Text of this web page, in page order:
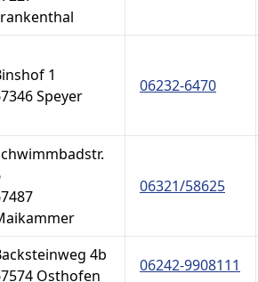
1
Speyer
06232-6470
06321/58625
4b
Osthofen
06242-9908111